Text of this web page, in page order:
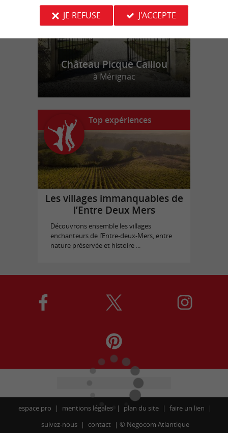
Château Picque Caillou
à Mérignac
Top expériences
Les villages immanquables de
l’Entre Deux Mers
Découvrons ensemble les villages
enchanteurs de l’Entre-deux-Mers, entre
nature préservée et histoire ...
espace pro mentions légales plan du site
faire un lien
suivez-nous
contact © Negocom Atlantique
JE REFUSE
J'ACCEPTE